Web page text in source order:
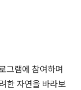
그램에 참여하며
한 자연을 바라보